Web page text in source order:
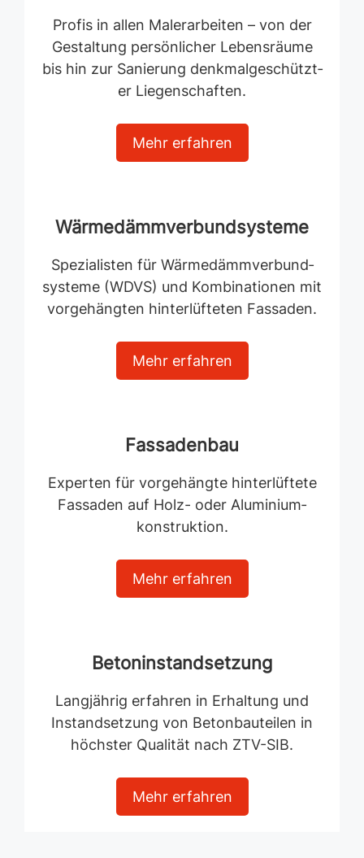
Profis in allen Malerarbeiten – von der
Gestaltung persönlicher Lebensräume
bis hin zur Sanierung denkmal­geschützt­
er Liegenschaften.
Mehr erfahren
Wärmedämmverbundsysteme
Spezialisten für Wärme­dämm­verbund­
systeme (WDVS) und Kombinationen mit
vorgehängten hinterlüfteten Fassaden.
Mehr erfahren
Fassadenbau
Experten für vorgehängte hinterlüftete
Fassaden auf Holz- oder Aluminium­
konstruktion.
Mehr erfahren
Betoninstandsetzung
Langjährig erfahren in Erhaltung und
Instandsetzung von Betonbau­teilen in
höchster Qualität nach ZTV-SIB.
Mehr erfahren